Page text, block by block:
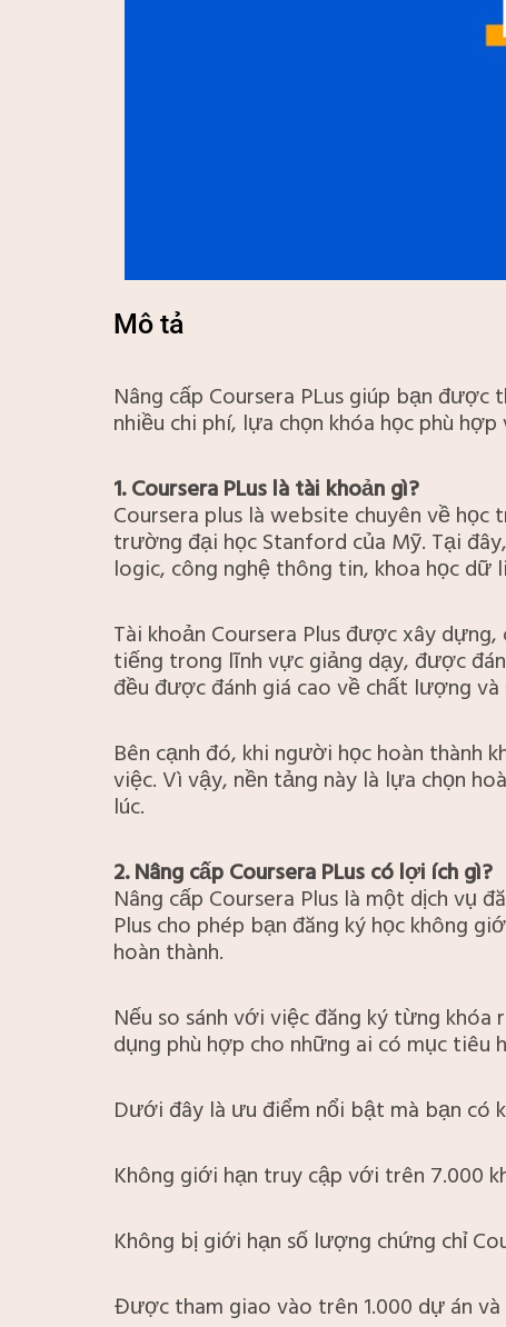
Mô tả
Nâng cấp Coursera PLus giúp bạn
nhiều chi phí, lựa chọn khóa học phù
1. Coursera PLus là tài khoản gì?
Coursera plus là website chuyên về
trường đại học Stanford của Mỹ. Tại
logic, công nghệ thông tin, khoa học dữ
Tài khoản Coursera Plus được xây
tiếng trong lĩnh vực giảng dạy, được
đều được đánh giá cao về chất lượng và
Bên cạnh đó, khi người học hoàn thành
việc. Vì vậy, nền tảng này là lựa chọn
lúc.
2. Nâng cấp Coursera PLus có lợi ích gì?
Nâng cấp Coursera Plus là một dịch vụ
Plus cho phép bạn đăng ký học không
hoàn thành.
Nếu so sánh với việc đăng ký từng
dụng phù hợp cho những ai có mục
Dưới đây là ưu điểm nổi bật mà bạn có
Không giới hạn truy cập với trên 7.000
Không bị giới hạn số lượng chứng chỉ
Được tham giao vào trên 1.000 dự án